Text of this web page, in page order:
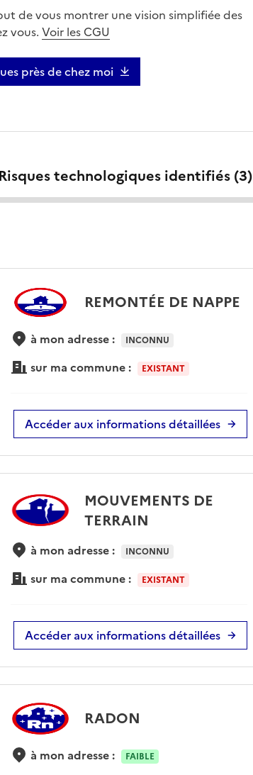
de vous montrer une vision simplifiée des
vous. Voir les CGU
près de chez moi
Risques technologiques identifiés (3)
REMONTÉE DE NAPPE
à mon adresse : INCONNU
sur ma commune : EXISTANT
Accéder aux informations détaillées
MOUVEMENTS DE
TERRAIN
à mon adresse : INCONNU
sur ma commune : EXISTANT
Accéder aux informations détaillées
RADON
à mon adresse : FAIBLE